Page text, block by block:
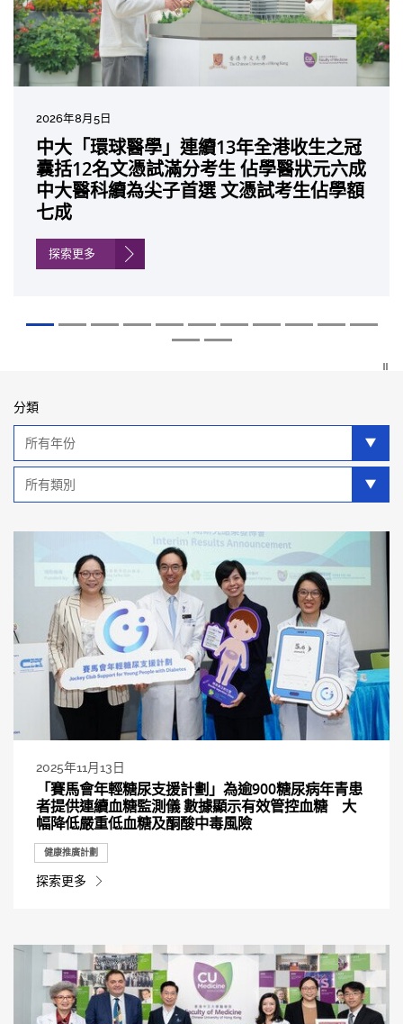
2026年8月5日
中大「環球醫學」連續13年全港收生之冠
囊括12名文憑試滿分考生 佔學醫狀元六成
中大醫科續為尖子首選 文憑試考生佔學額
七成
探索更多
2026年7月27日
中大成立嶄新 ITECH醫療科技評估平台 推
動健康經濟分析及價值醫療
2026年7月10日
中大研發「AI-OCT」系統助測糖尿黃斑水
腫 假陽性轉介個案銳減六成 縮短患者輪
候診症時間
2026年7月10日
中大黃秀娟教授獲頒中國工程界最高榮譽
「光華工程科技獎」 成為今屆醫藥衞生領
域唯一香港學者
2026年7月7日
中大新設「香港中文大學鳳凰獎學金」嘉
許公開試狀元 鼓勵學醫狀元走出課堂放眼
世界 裝備21世紀妙手仁醫
2026年6月29日
中大全新一站式PGT-Plus方案 精準辨識
傳統檢測中複雜基因異常「盲點」 降低人
工受孕流產及異常妊娠風險
2026年6月22日
中大發現青光眼治療新靶點 小鼠實驗證實
可恢復七成視力 有助開創嶄新神經保護療
法
2026年6月17日
中大成功拆解肝癌免疫治療耐藥性機制 揭
一種免疫細胞具「除廢餵食」新功能助癌
細胞耐藥性
2026年6月10日
中大與多名全球專家共同牽頭跨國肺癌研
究 逾半晚期ALK陽性肺癌病人七年無惡化
因特定基因異常而引起的肺癌有望變成
「慢性病」 患者可與病共存
探索更多
2026年6月5日
中大教授陳重娥獲頒「清野裕傑出領袖
獎」 成為本港首名學者榮膺亞洲糖尿病教
研最高榮譽
2026年6月2日
中大匯聚逾200位區域專家 探討私人醫療
保險如何推動全民健康覆蓋
探索更多
2026年5月19日
中大張源津醫生成首位亞洲研究員 榮獲國
際泌尿科權威獎項John K. Lattimer 講座
獎
2026年5月14日
中大取得「從實驗室到臨床應用」研究突
破 初步證實GLP-1藥物可改善嚴重中風康
復情況
分類
類
類
2025年11月13日
「賽馬會年輕糖尿支援計劃」為逾900糖尿病年青患
者提供連續血糖監測儀 數據顯示有效管控血糖 大
幅降低嚴重低血糖及酮酸中毒風險
健康推廣計劃
探索更多